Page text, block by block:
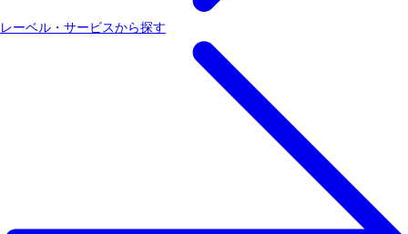
レーベル・サービスから探す